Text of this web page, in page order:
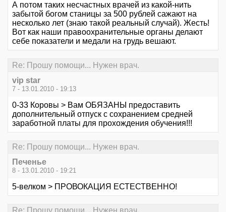
А потом таких несчастных врачей из какой-нить
забытой богом станицы за 500 рублей сажают на
несколько лет (знаю такой реальный случай). Жесть!
Вот как наши правоохранительные органы делают
себе показатели и медали на грудь вешают.
Re: Прошу помощи... Нужен врач.
vip star
7 - 13.01.2010 - 19:13
0-33 Коровы > Вам ОБЯЗАНЫ предоставить
дополнительный отпуск с сохранением средней
заработной платы для прохождения обучения!!!
Re: Прошу помощи... Нужен врач.
Печенье
8 - 13.01.2010 - 19:21
5-велком > ПРОВОКАЦИЯ ЕСТЕСТВЕННО!